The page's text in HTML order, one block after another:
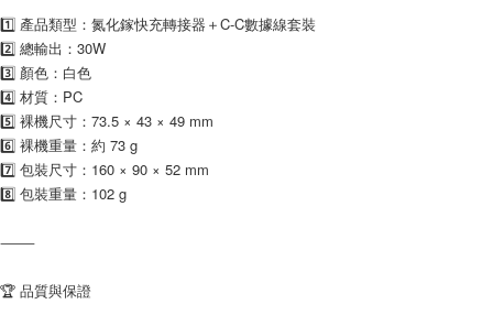
1️⃣ 產品類型：氮化鎵快充轉接器＋C-C數據線套裝
2️⃣ 總輸出：30W
3️⃣ 顏色：白色
4️⃣ 材質：PC
5️⃣ 裸機尺寸：73.5 × 43 × 49 mm
6️⃣ 裸機重量：約 73 g
7️⃣ 包裝尺寸：160 × 90 × 52 mm
8️⃣ 包裝重量：102 g
⸻
🏆 品質與保證